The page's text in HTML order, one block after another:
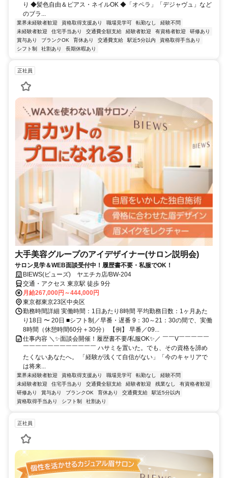
り ◆髪色自由＆ピアス・ネイルOK ◆「オペラ」「デジャヴュ」など
のブラ...
業界未経験者歓迎 資格取得支援あり 職場見学可 転勤なし
経験不問
未経験者歓迎
住宅手当あり 交通費全額支給 経験者歓迎 有資格者歓迎
研修あり
賞与あり
ブランクOK 育休あり 交通費支給 駅近5分以内
資格取得手当あり
シフト制
社割あり 長期休暇あり
正社員
大手美容グループのアイデザイナー(サロン説明会)
サロン見学＆WEB面談受付中！履歴書不要・私服でOK！
BIEWS(ビューズ) ヤエチカ店/BW-204
交通・アクセス 東京駅 徒歩 9分
月給267,000円～444,000円
東京都東京23区中央区
勤務時間詳細 実働時間：1日あたり8時間 平均勤務日数：1ヶ月あた
り18日 〜 20日 ■シフト制／早番・遅番 9：30～21：30の間で、実働
8時間（休憩時間60分＋30分） 【例】 早番／09...
仕事内容 ＼✨面談会開催！履歴書不要/私服OK✨／ ￣￣V￣￣￣￣￣
￣￣￣￣￣￣￣￣￣￣￣￣ ハサミを置いた。でも、その資格を諦め
たくないあなたへ。 「経験が浅くて自信がない」「今のキャリアで
は将来...
業界未経験者歓迎 資格取得支援あり 職場見学可 転勤なし
経験不問
未経験者歓迎
住宅手当あり 交通費全額支給 経験者歓迎 残業なし
有資格者歓迎
研修あり
賞与あり ブランクOK 育休あり 交通費支給
駅近5分以内
資格取得手当あり
シフト制 社割あり
正社員